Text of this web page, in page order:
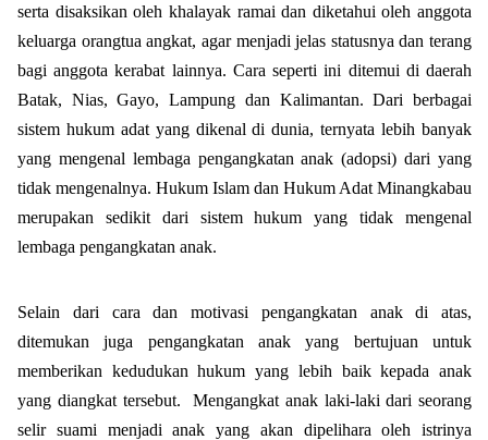
serta disaksikan oleh khalayak ramai dan diketahui oleh anggota
keluarga orangtua angkat, agar menjadi jelas statusnya dan terang
bagi anggota kerabat lainnya. Cara seperti ini ditemui di daerah
Batak, Nias, Gayo, Lampung dan Kalimantan. Dari berbagai
sistem hukum adat yang dikenal di dunia, ternyata lebih banyak
yang mengenal lembaga pengangkatan anak (adopsi) dari yang
tidak mengenalnya. Hukum Islam dan Hukum Adat Minangkabau
merupakan sedikit dari sistem hukum yang tidak mengenal
lembaga pengangkatan anak.
Selain dari cara dan motivasi pengangkatan anak di atas,
ditemukan juga pengangkatan anak yang bertujuan untuk
memberikan kedudukan hukum yang lebih baik kepada anak
yang diangkat tersebut.
Mengangkat anak laki-laki dari seorang
selir suami menjadi anak yang akan dipelihara oleh istrinya